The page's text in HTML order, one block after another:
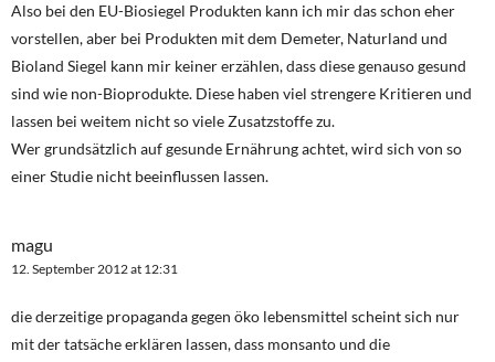
Also bei den EU-Biosiegel Produkten kann ich mir das schon eher
vorstellen, aber bei Produkten mit dem Demeter, Naturland und
Bioland Siegel kann mir keiner erzählen, dass diese genauso gesund
sind wie non-Bioprodukte. Diese haben viel strengere Kritieren und
lassen bei weitem nicht so viele Zusatzstoffe zu.
Wer grundsätzlich auf gesunde Ernährung achtet, wird sich von so
einer Studie nicht beeinflussen lassen.
magu
12. September 2012 at 12:31
die derzeitige propaganda gegen öko lebensmittel scheint sich nur
mit der tatsäche erklären lassen, dass monsanto und die